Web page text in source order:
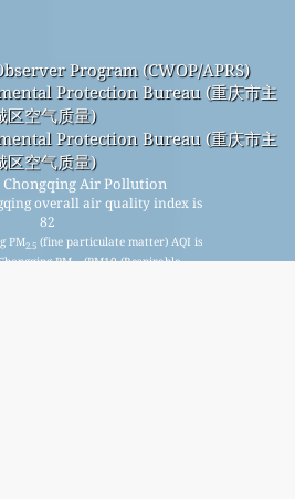
Program (CWOP/APRS)
Protection Bureau (重庆市主
区空气质量)
Protection Bureau (重庆市主
区空气质量)
Chongqing Air Pollution
overall air quality index is
82
PM2.5 (fine particulate matter) AQI is
PM10(PM10 (Respirable